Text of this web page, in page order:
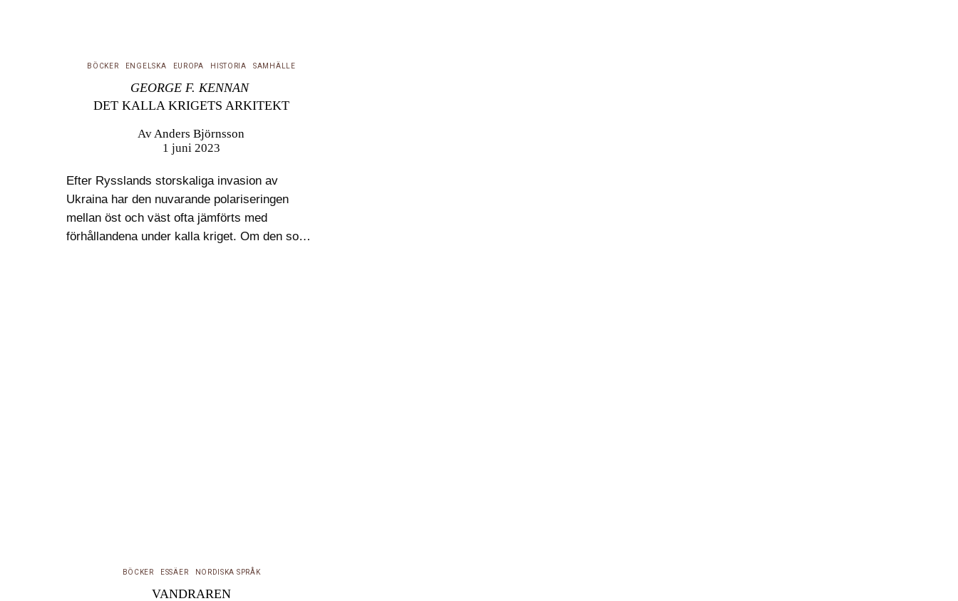
BÖCKER ENGELSKA EUROPA HISTORIA SAMHÄLLE
GEORGE F. KENNAN
DET KALLA KRIGETS ARKITEKT
AvAnders Björnsson
1 juni 2023
Efter Rysslands storskaliga invasion av
Ukraina har den nuvarande polariseringen
mellan öst och väst ofta jämförts med
förhållandena under kalla kriget. Om den som
BÖCKER ESSÄER NORDISKA SPRÅK
VANDRAREN